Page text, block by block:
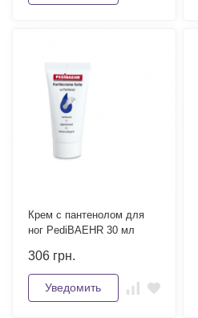
Крем с пантенолом для
ног PediBAEHR 30 мл
306 грн.
Уведомить